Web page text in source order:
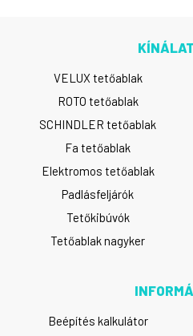
VELUX tetőablak
ROTO tetőablak
SCHINDLER tetőablak
Fa tetőablak
Elektromos tetőablak
Padlásfeljárók
Tetőkibúvók
Tetőablak nagyker
Beépítés kalkulátor